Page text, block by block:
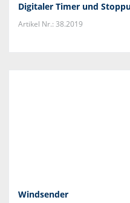
Digitaler Timer und
Artikel Nr.: 38.2019
Windsender